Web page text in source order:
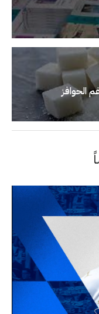
الحوافز